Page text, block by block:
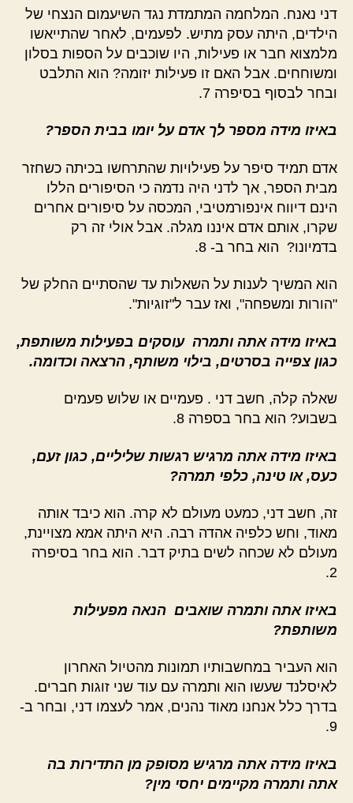
דני נאנח. המלחמה המתמדת נגד השיעמום הנצחי של
הילדים, היתה עסק מתיש. לפעמים, לאחר שהתייאשו
מלמצוא חבר או פעילות, היו שוכבים על הספות בסלון
ומשוחחים. אבל האם זו פעילות יזומה? הוא התלבט
ובחר לבסוף בסיפרה 7.
באיזו מידה מספר לך אדם על יומו בבית הספר?
אדם תמיד סיפר על פעילויות שהתרחשו בכיתה כשחזר
מבית הספר, אך לדני היה נדמה כי הסיפורים הללו
הינם דיווח אינפורמטיבי, המכסה על סיפורים אחרים
שקרו, אותם אדם איננו מגלה. אבל אולי זה רק
בדמיונו? הוא בחר ב- 8.
הוא המשיך לענות על השאלות עד שהסתיים החלק של
"הורות ומשפחה", ואז עבר ל"זוגיות".
באיזו מידה אתה ותמרה עוסקים בפעילות משותפת,
כגון צפייה בסרטים, בילוי משותף, הרצאה וכדומה.
שאלה קלה, חשב דני . פעמיים או שלוש פעמים
בשבוע? הוא בחר בספרה 8.
באיזו מידה אתה מרגיש רגשות שליליים, כגון זעם,
כעס, או טינה, כלפי תמרה?
זה, חשב דני, כמעט מעולם לא קרה. הוא כיבד אותה
מאוד, וחש כלפיה אהדה רבה. היא היתה אמא מצויינת,
מעולם לא שכחה לשים בתיק דבר. הוא בחר בסיפרה
2.
באיזו אתה ותמרה שואבים הנאה מפעילות
משותפת?
הוא העביר במחשבותיו תמונות מהטיול האחרון
לאיסלנד שעשו הוא ותמרה עם עוד שני זוגות חברים.
בדרך כלל אנחנו מאוד נהנים, אמר לעצמו דני, ובחר ב-
9.
באיזו מידה אתה מרגיש מסופק מן התדירות בה
אתה ותמרה מקיימים יחסי מין?